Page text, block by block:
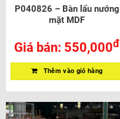
P040826 – Bàn lẩu nướng
mặt MDF
Giá bán: 550,000đ
Thêm vào giỏ hàng